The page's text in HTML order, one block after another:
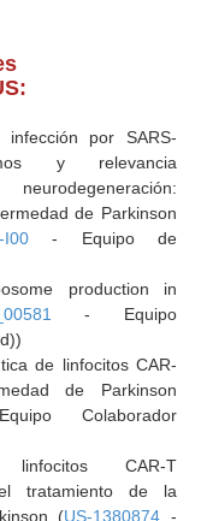
por SARS-
y relevancia
de Parkinson
I00- Equipo de
production in
- Equipo
de linfocitos CAR-
de Parkinson
Colaborador
CAR-T
tratamiento de la
(US-1380874 -